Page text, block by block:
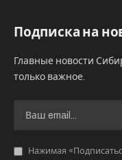
Подписка на
Главные новости
только важное.
Нажимая